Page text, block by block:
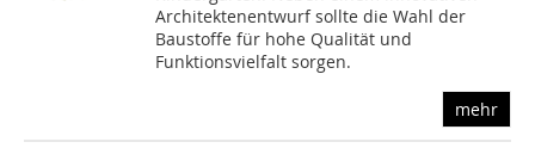
Architektenentwurf sollte die Wahl der
Baustoffe für hohe Qualität und
Funktionsvielfalt sorgen.
mehr